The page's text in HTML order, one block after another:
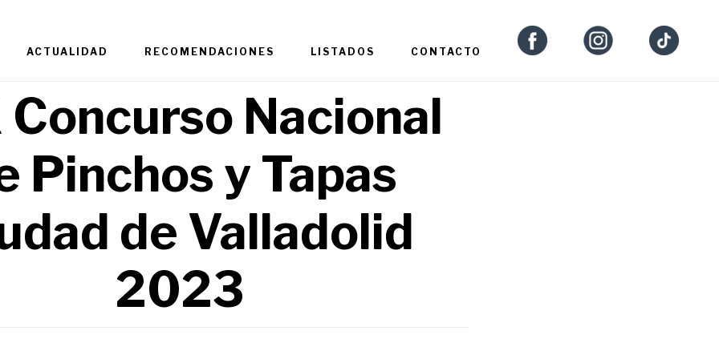
ACTUALIDAD RECOMENDACIONES LISTADOS CONTACTO
Concurso Nacional
Pinchos y Tapas
de Valladolid
2023